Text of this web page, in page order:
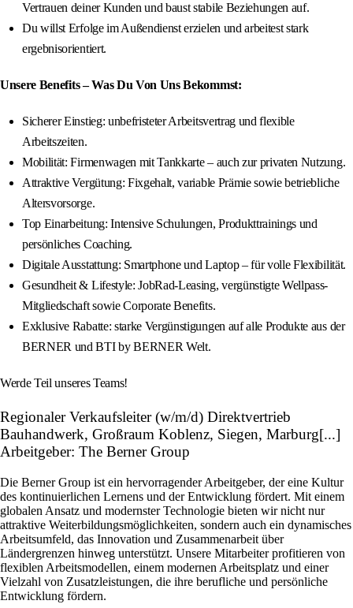
Vertrauen deiner Kunden und baust stabile Beziehungen auf.
Du willst Erfolge im Außendienst erzielen und arbeitest stark
ergebnisorientiert.
Unsere Benefits – Was Du Von Uns Bekommst:
Sicherer Einstieg: unbefristeter Arbeitsvertrag und flexible
Arbeitszeiten.
Mobilität: Firmenwagen mit Tankkarte – auch zur privaten Nutzung.
Attraktive Vergütung: Fixgehalt, variable Prämie sowie betriebliche
Altersvorsorge.
Top Einarbeitung: Intensive Schulungen, Produkttrainings und
persönliches Coaching.
Digitale Ausstattung: Smartphone und Laptop – für volle Flexibilität.
Gesundheit & Lifestyle: JobRad-Leasing, vergünstigte Wellpass-
Mitgliedschaft sowie Corporate Benefits.
Exklusive Rabatte: starke Vergünstigungen auf alle Produkte aus der
BERNER und BTI by BERNER Welt.
Werde Teil unseres Teams!
Regionaler Verkaufsleiter (w/m/d) Direktvertrieb
Bauhandwerk, Großraum Koblenz, Siegen, Marburg[...]
Arbeitgeber: The Berner Group
Die Berner Group ist ein hervorragender Arbeitgeber, der eine Kultur
des kontinuierlichen Lernens und der Entwicklung fördert. Mit einem
globalen Ansatz und modernster Technologie bieten wir nicht nur
attraktive Weiterbildungsmöglichkeiten, sondern auch ein dynamisches
Arbeitsumfeld, das Innovation und Zusammenarbeit über
Ländergrenzen hinweg unterstützt. Unsere Mitarbeiter profitieren von
flexiblen Arbeitsmodellen, einem modernen Arbeitsplatz und einer
Vielzahl von Zusatzleistungen, die ihre berufliche und persönliche
Entwicklung fördern.